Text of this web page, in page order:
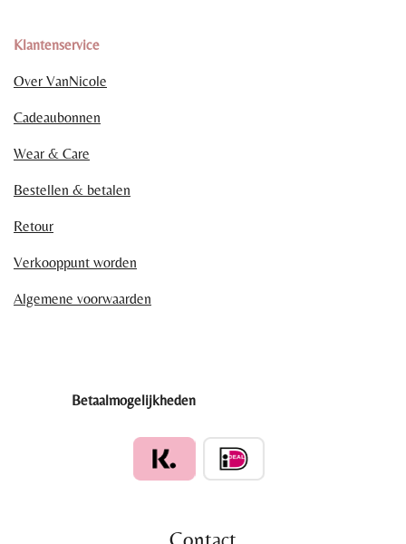
Klantenservice
Over VanNicole
Cadeaubonnen
Wear & Care
Bestellen & betalen
Retour
Verkooppunt worden
Algemene voorwaarden
Betaalmogelijkheden